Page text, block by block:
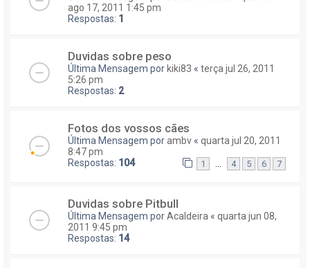
ago 17, 2011 1:45 pm
Respostas: 1
Duvidas sobre peso
Última Mensagem por kiki83 « terça jul 26, 2011
5:26 pm
Respostas: 2
Fotos dos vossos cães
Última Mensagem porambv « quarta jul 20, 2011
8:47 pm
Respostas: 104 1 ... 4 5 6 7
Duvidas sobre Pitbull
Última Mensagem porAcaldeira « quarta jun 08,
2011 9:45 pm
Respostas: 14